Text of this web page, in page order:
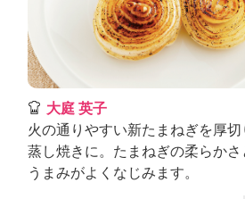
大庭 英子
火の通りやすい新たまねぎを厚
蒸し焼きに。たまねぎの柔らか
うまみがよくなじみます。